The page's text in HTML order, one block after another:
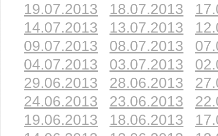
19.07.2013
18.07.2013
14.07.2013
13.07.2013
09.07.2013
08.07.2013
04.07.2013
03.07.2013
29.06.2013
28.06.2013
24.06.2013
23.06.2013
19.06.2013
18.06.2013